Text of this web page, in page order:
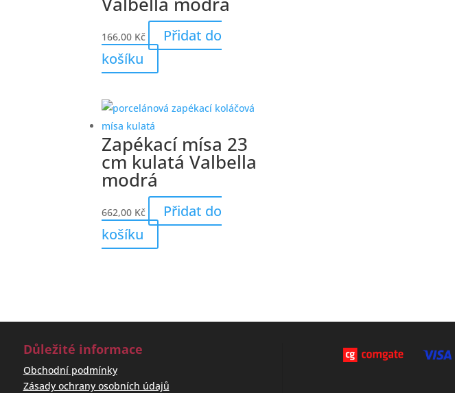
166,00 Kč
Přidat do
košíku
Zapékací mísa 23
cm kulatá Valbella
modrá
662,00 Kč
Přidat do
košíku
Důležité informace
Obchodní podmínky
Zásady ochrany osobních údajů